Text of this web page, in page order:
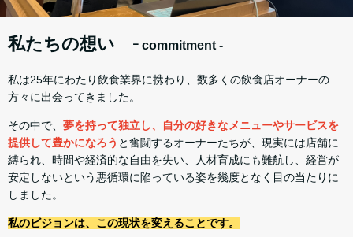
私たちの想い ｰ commitment -
私は25年にわたり飲食業界に携わり、数多くの飲食店オーナーの
方々に出会ってきました。
その中で、 夢を持って独立し、自分の好きなメニューやサービスを
提供して豊かになろう と奮闘するオーナーたちが、現実には店舗に
縛られ、時間や経済的な自由を失い、人材育成にも難航し、経営が
安定しないという悪循環に陥っている姿を幾度となく目の当たりに
しました。
私のビジョンは、この現状を変えることです。